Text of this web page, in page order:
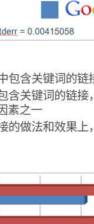
包含关键词的
含关键词的链
素之一
的做法和效果上